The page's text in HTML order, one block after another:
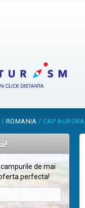
/ ROMANIA / CAP AURORA
de mai
perfecta!